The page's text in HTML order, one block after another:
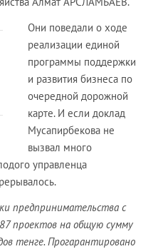
Они поведали о ходе
реализации единой
программы поддержки
и развития бизнеса по
очередной дорожной
карте. И если доклад
Мусапирбекова не
вызвал много
управленца
предпринимательства с
проектов на общую сумму
тенге. Прогарантировано